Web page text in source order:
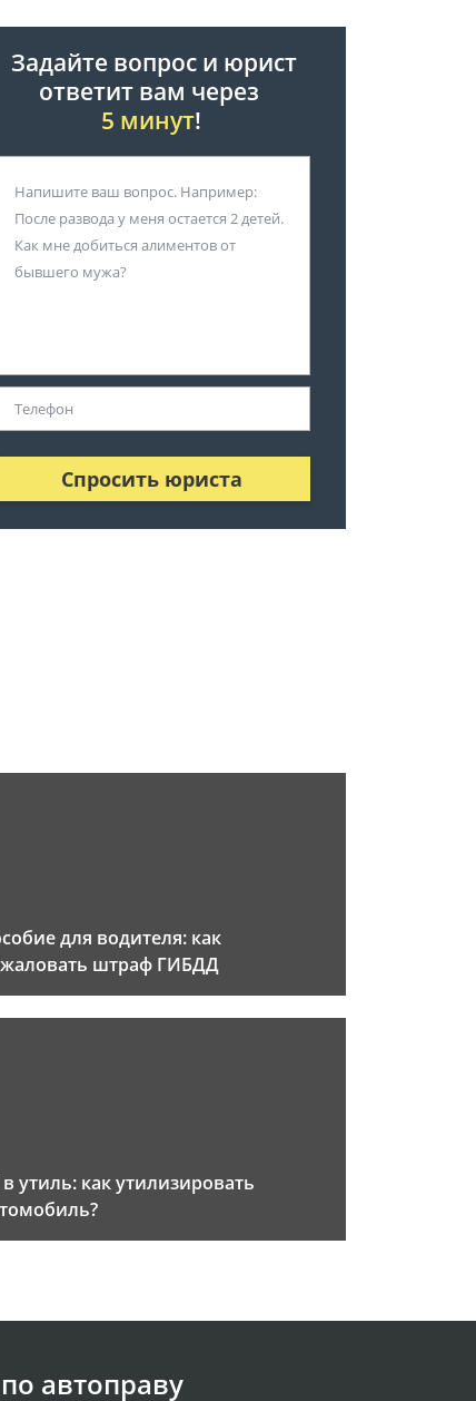
Задайте вопрос и юрист
ответит вам через
5 минут!
Спросить юриста
для водителя: как
штраф ГИБДД
утиль: как утилизировать
автоправу